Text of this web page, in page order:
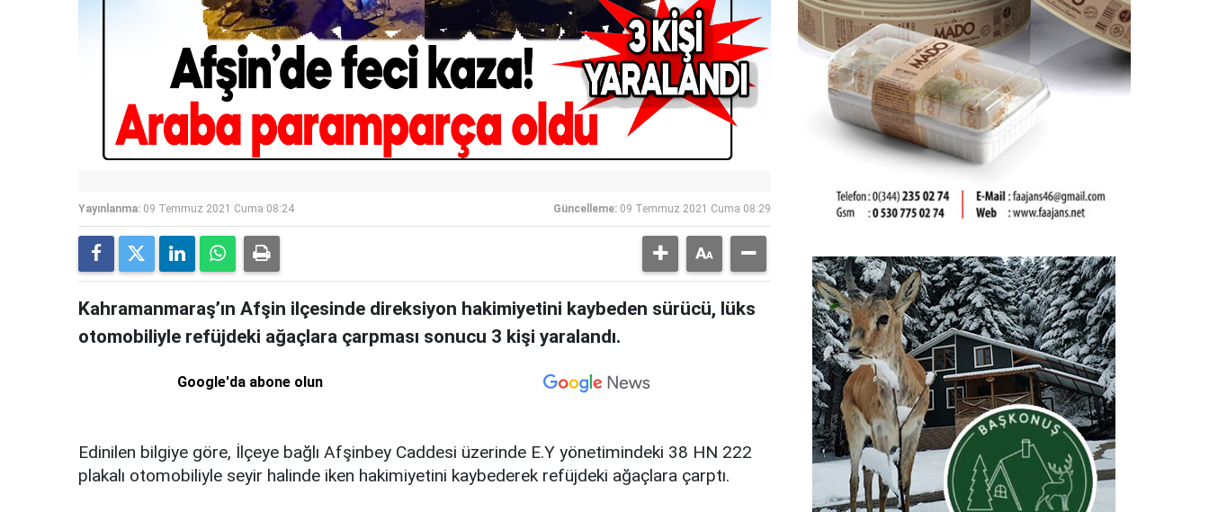
Yayınlanma: 09 Temmuz 2021 Cuma 08:24 Güncelleme: 09 Temmuz 2021 Cuma 08:29
Kahramanmaraş’ın Afşin ilçesinde direksiyon hakimiyetini kaybeden sürücü, lüks
otomobiliyle refüjdeki ağaçlara çarpması sonucu 3 kişi yaralandı.
Google'da abone olun
Edinilen bilgiye göre, İlçeye bağlı Afşinbey Caddesi üzerinde E.Y yönetimindeki 38 HN 222
plakalı otomobiliyle seyir halinde iken hakimiyetini kaybederek refüjdeki ağaçlara çarptı.